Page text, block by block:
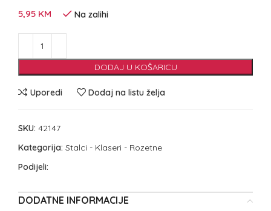
5,95 KM Na zalihi
DODAJ U KOŠARICU
Uporedi Dodaj na listu želja
SKU: 42147
Kategorija: Stalci - Klaseri - Rozetne
Podijeli:
DODATNE INFORMACIJE